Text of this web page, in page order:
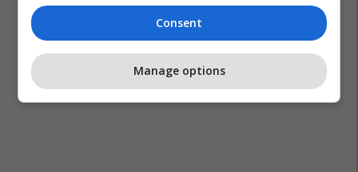
Consent
Manage options